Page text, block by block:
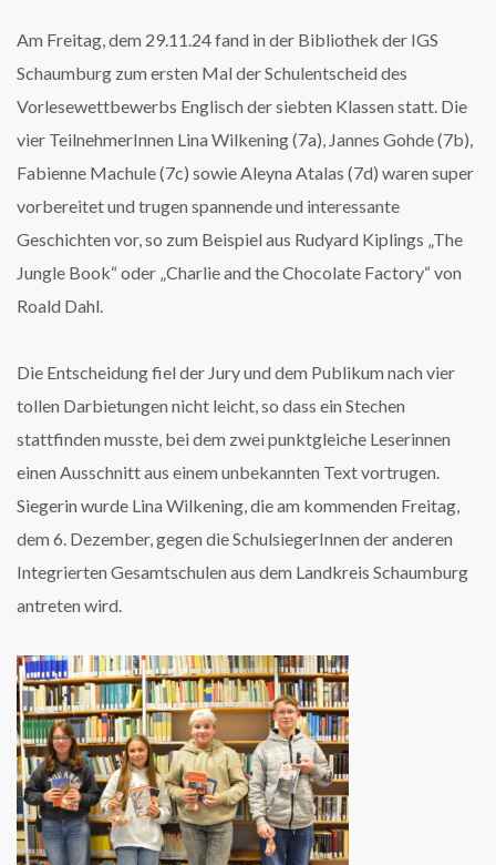
Am Freitag, dem 29.11.24 fand in der Bibliothek der IGS
Schaumburg zum ersten Mal der Schulentscheid des
Vorlesewettbewerbs Englisch der siebten Klassen statt. Die
vier TeilnehmerInnen Lina Wilkening (7a), Jannes Gohde (7b),
Fabienne Machule (7c) sowie Aleyna Atalas (7d) waren super
vorbereitet und trugen spannende und interessante
Geschichten vor, so zum Beispiel aus Rudyard Kiplings „The
Jungle Book“ oder „Charlie and the Chocolate Factory“ von
Roald Dahl.
Die Entscheidung fiel der Jury und dem Publikum nach vier
tollen Darbietungen nicht leicht, so dass ein Stechen
stattfinden musste, bei dem zwei punktgleiche Leserinnen
einen Ausschnitt aus einem unbekannten Text vortrugen.
Siegerin wurde Lina Wilkening, die am kommenden Freitag,
dem 6. Dezember, gegen die SchulsiegerInnen der anderen
Integrierten Gesamtschulen aus dem Landkreis Schaumburg
antreten wird.